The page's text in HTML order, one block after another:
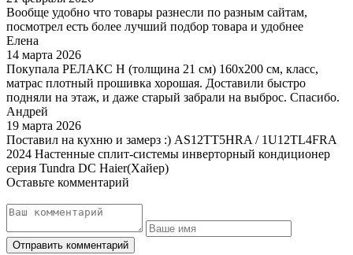
Вообще удобно что товары разнесли по разным сайтам,
посмотрел есть более лучший подбор товара и удобнее
Елена
14 марта 2026
Покупала РЕЛАКС Н (толщина 21 см) 160х200 см, класс,
матрас плотный прошивка хорошая. Доставили быстро
подняли на этаж, и даже старый забрали на выброс. Спасибо.
Андрей
19 марта 2026
Поставил на кухню и замерз :) AS12TT5HRA / 1U12TL4FRA
2024 Настенные сплит-системы инверторный кондиционер
серия Tundra DC Haier(Хайер)
Оставьте комментарий